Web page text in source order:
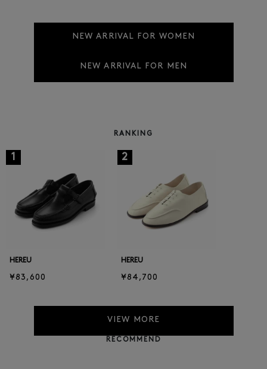
NEW ARRIVAL FOR WOMEN
NEW ARRIVAL FOR MEN
RANKING
1
HEREU
¥83,600
2
HEREU
¥84,700
VIEW MORE
RECOMMEND